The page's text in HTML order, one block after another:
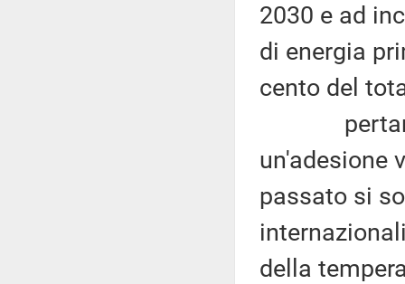
2030 e ad
di energia
cento del
pertanto,
un'adesione
passato si
della